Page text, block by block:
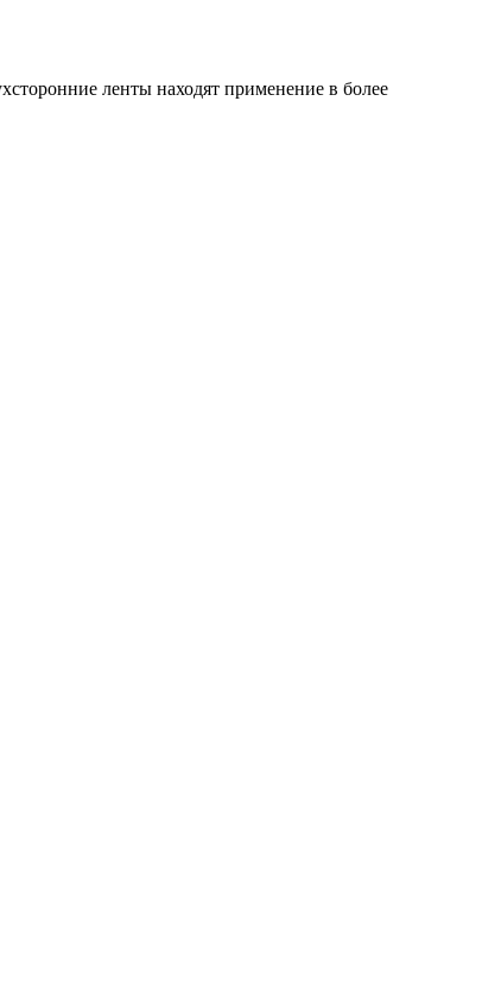
ленты находят применение в более